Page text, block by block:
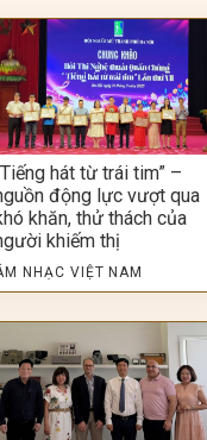
hát từ trái tim” –
động lực vượt qua
khăn, thử thách của
khiếm thị
NHẠC VIỆT NAM